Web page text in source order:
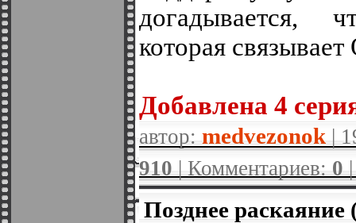
догадывается,
которая
Добавленa 4
автор: medvezonok |
910| Комментариев:0
Позднее